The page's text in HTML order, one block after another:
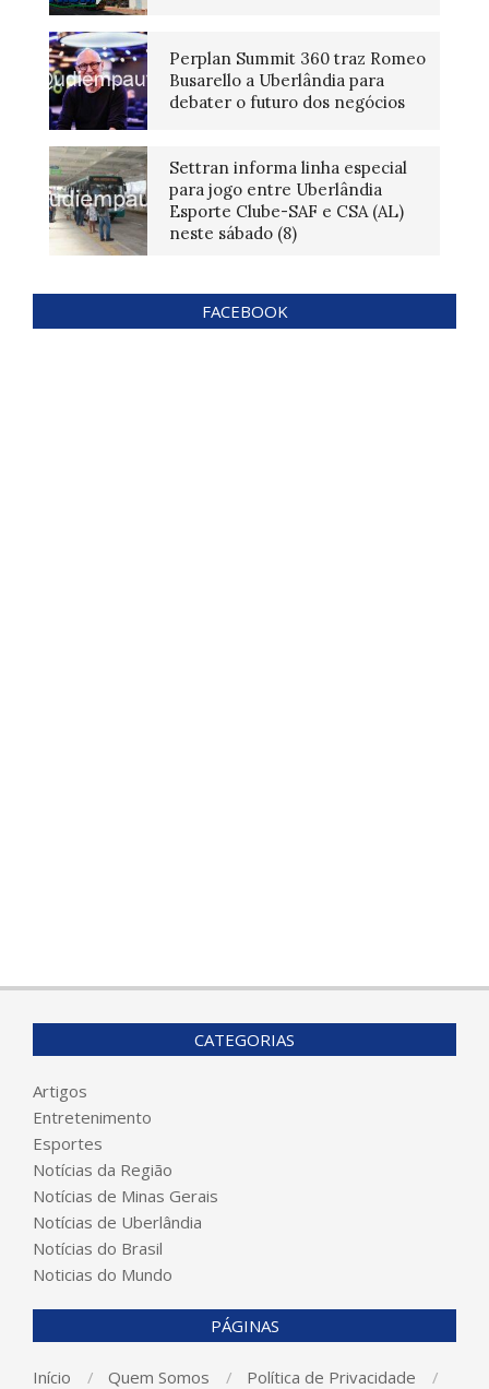
Perplan Summit 360 traz Romeo
Busarello a Uberlândia para
debater o futuro dos negócios
Settran informa linha especial
para jogo entre Uberlândia
Esporte Clube-SAF e CSA (AL)
neste sábado (8)
FACEBOOK
CATEGORIAS
Artigos
Entretenimento
Esportes
Notícias da Região
Notícias de Minas Gerais
Notícias de Uberlândia
Notícias do Brasil
Noticias do Mundo
PÁGINAS
Início Quem Somos Política de Privacidade